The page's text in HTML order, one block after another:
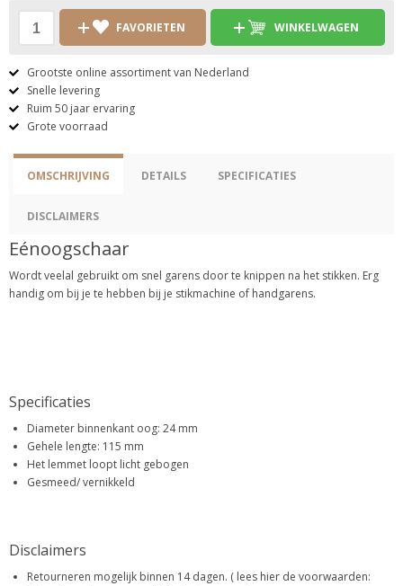
FAVORIETEN WINKELWAGEN
Grootste online assortiment van Nederland
Snelle levering
Ruim 50 jaar ervaring
Grote voorraad
OMSCHRIJVING DETAILS SPECIFICATIES
DISCLAIMERS
Eénoogschaar
Wordt veelal gebruikt om snel garens door te knippen na het stikken. Erg
handig om bij je te hebben bij je stikmachine of handgarens.
Specificaties
Diameter binnenkant oog: 24 mm
Gehele lengte: 115 mm
Het lemmet loopt licht gebogen
Gesmeed/ vernikkeld
Disclaimers
Retourneren mogelijk binnen 14 dagen. ( lees hier de voorwaarden: